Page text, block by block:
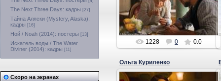
The Next Three Days: кадры [27]
Тайна Аляски (Mystery, Alaska):
кадры [16]
Ной / Noah (2014): постеры [13]
Искатель воды / The Water
Diviner (2014): кадры [11]
Скоро на экранах
1228 0 0.0
Ольга Куриленко
13.11.2014